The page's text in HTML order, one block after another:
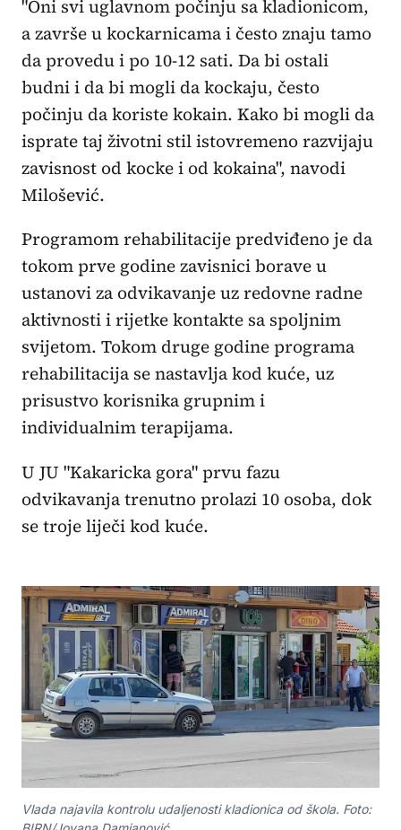
"Oni svi uglavnom počinju sa kladionicom,
a završe u kockarnicama i često znaju tamo
da provedu i po 10-12 sati. Da bi ostali
budni i da bi mogli da kockaju, često
počinju da koriste kokain. Kako bi mogli da
isprate taj životni stil istovremeno razvijaju
zavisnost od kocke i od kokaina", navodi
Milošević.
Programom rehabilitacije predviđeno je da
tokom prve godine zavisnici borave u
ustanovi za odvikavanje uz redovne radne
aktivnosti i rijetke kontakte sa spoljnim
svijetom. Tokom druge godine programa
rehabilitacija se nastavlja kod kuće, uz
prisustvo korisnika grupnim i
individualnim terapijama.
U JU "Kakaricka gora" prvu fazu
odvikavanja trenutno prolazi 10 osoba, dok
se troje liječi kod kuće.
Vlada najavila kontrolu udaljenosti kladionica od škola. Foto: